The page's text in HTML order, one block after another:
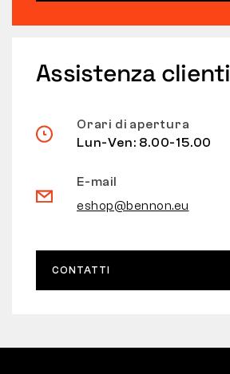
Assistenza clienti
Orari di apertura
Lun-Ven: 8.00-15.00
E-mail
eshop@bennon.eu
CONTATTI